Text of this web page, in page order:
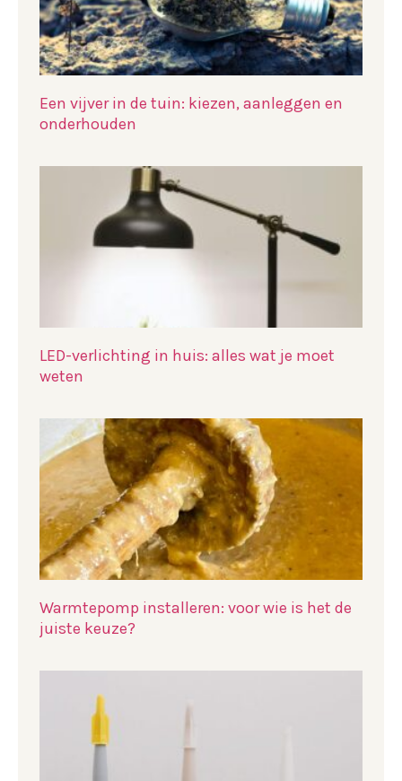
Een vijver in de tuin: kiezen, aanleggen en
onderhouden
LED-verlichting in huis: alles wat je moet
weten
Warmtepomp installeren: voor wie is het de
juiste keuze?